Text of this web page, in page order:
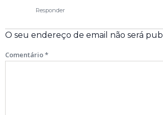
Responder
O seu endereço de email não será
Comentário*